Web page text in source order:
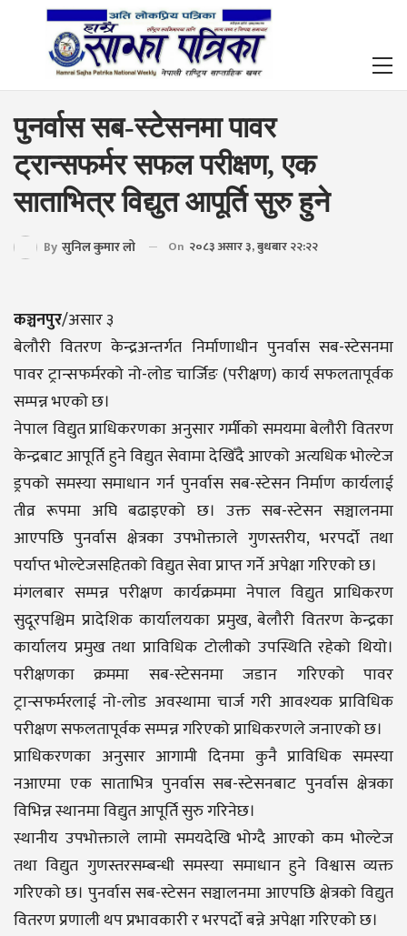
पुनर्वास सब-स्टेसनमा पावर
ट्रान्सफर्मर सफल परीक्षण, एक
साताभित्र विद्युत आपूर्ति सुरु हुने
By सुनिल कुमार लो On २०८३ असार ३, बुधबार २२:२२
कञ्चनपुर/असार ३
बेलौरी वितरण केन्द्रअन्तर्गत निर्माणाधीन पुनर्वास सब-स्टेसनमा
पावर ट्रान्सफर्मरको नो-लोड चार्जिङ (परीक्षण) कार्य सफलतापूर्वक
सम्पन्न भएको छ।
नेपाल विद्युत प्राधिकरणका अनुसार गर्मीको समयमा बेलौरी वितरण
केन्द्रबाट आपूर्ति हुने विद्युत सेवामा देखिँदै आएको अत्यधिक भोल्टेज
ड्रपको समस्या समाधान गर्न पुनर्वास सब-स्टेसन निर्माण कार्यलाई
तीव्र रूपमा अघि बढाइएको छ। उक्त सब-स्टेसन सञ्चालनमा
आएपछि पुनर्वास क्षेत्रका उपभोक्ताले गुणस्तरीय, भरपर्दो तथा
पर्याप्त भोल्टेजसहितको विद्युत सेवा प्राप्त गर्ने अपेक्षा गरिएको छ।
मंगलबार सम्पन्न परीक्षण कार्यक्रममा नेपाल विद्युत प्राधिकरण
सुदूरपश्चिम प्रादेशिक कार्यालयका प्रमुख, बेलौरी वितरण केन्द्रका
कार्यालय प्रमुख तथा प्राविधिक टोलीको उपस्थिति रहेको थियो।
परीक्षणका क्रममा सब-स्टेसनमा जडान गरिएको पावर
ट्रान्सफर्मरलाई नो-लोड अवस्थामा चार्ज गरी आवश्यक प्राविधिक
परीक्षण सफलतापूर्वक सम्पन्न गरिएको प्राधिकरणले जनाएको छ।
प्राधिकरणका अनुसार आगामी दिनमा कुनै प्राविधिक समस्या
नआएमा एक साताभित्र पुनर्वास सब-स्टेसनबाट पुनर्वास क्षेत्रका
विभिन्न स्थानमा विद्युत आपूर्ति सुरु गरिनेछ।
स्थानीय उपभोक्ताले लामो समयदेखि भोग्दै आएको कम भोल्टेज
तथा विद्युत गुणस्तरसम्बन्धी समस्या समाधान हुने विश्वास व्यक्त
गरिएको छ। पुनर्वास सब-स्टेसन सञ्चालनमा आएपछि क्षेत्रको विद्युत
वितरण प्रणाली थप प्रभावकारी र भरपर्दो बन्ने अपेक्षा गरिएको छ।